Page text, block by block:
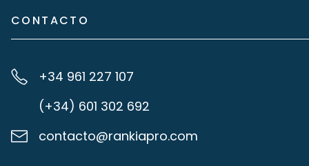
CONTACTO
+34 961 227 107
(+34) 601 302 692
contacto@rankiapro.com